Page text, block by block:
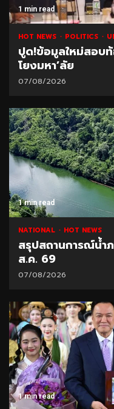
1 min read
HOT NEWS POLITICS
ปูด!ข้อมูลใหม่สอบ
โยงมหา’ลัย
07/08/2026
1 min read
NATIONAL HOT NEWS
สรุปสถานการณ์น้ำ
ส.ค. 69
07/08/2026
1 min read